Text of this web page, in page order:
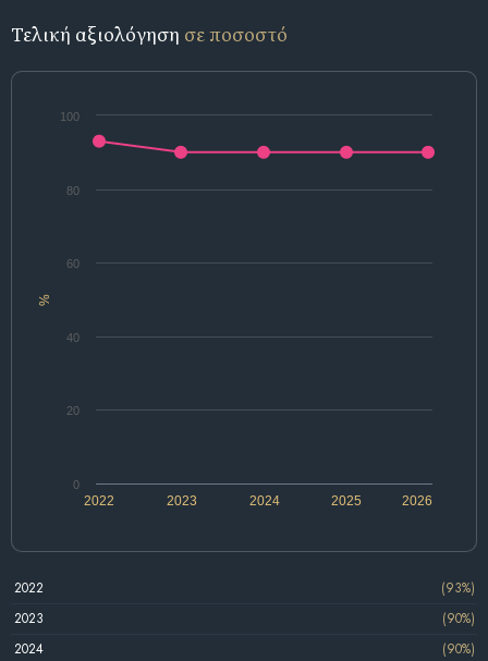
Τελική αξιολόγηση σε ποσοστό
%
2022 2024 2026
2023 2025
0
20
40
60
80
100
2022
(93%)
2023
(90%)
2024
(90%)